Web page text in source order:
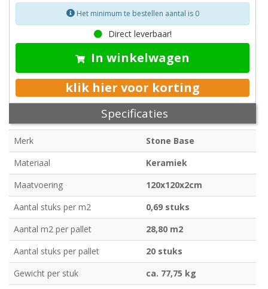
Het minimum te bestellen aantal is 0
Direct leverbaar!
In winkelwagen
klik hier voor korting
Specificaties
Merk
Stone Base
Materiaal
Keramiek
Maatvoering
120x120x2cm
Aantal stuks per m2
0,69 stuks
Aantal m2 per pallet
28,80 m2
Aantal stuks per pallet
20 stuks
Gewicht per stuk
ca. 77,75 kg